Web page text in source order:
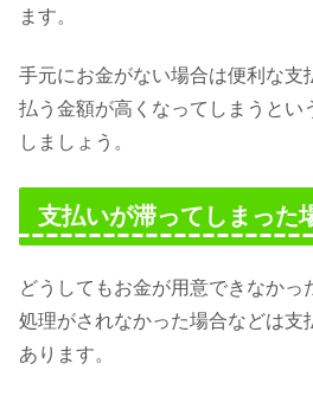
ます。
手元にお金がない場合は便利な支
払う金額が高くなってしまうとい
しましょう。
支払いが滞ってしまった
どうしてもお金が用意できなかっ
処理がされなかった場合などは支
あります。